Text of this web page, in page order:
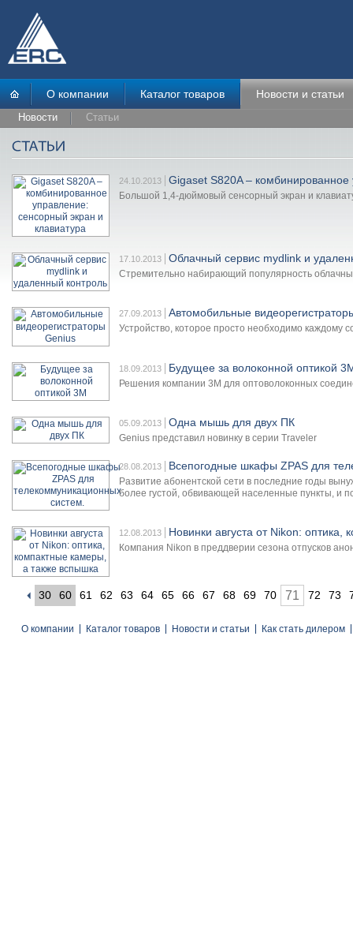
О компании Каталог товаров Новости и статьи
Новости Статьи
24.10.2013 Gigaset S820A –
Большой 1,4-дюймовый сенсорный экран и
17.10.2013 Облачный сервис mydlink и
Стремительно набирающий популярность
27.09.2013 Автомобильные
Устройство, которое просто необходимо каждому
18.09.2013 Будущее за волоконной оптикой
Решения компании 3М для оптоволоконных
05.09.2013 Одна мышь для двух ПК
Genius представил новинку в серии Traveler
28.08.2013 Всепогодные шкафы ZPAS для
Развитие абонентской сети в последние годы
более густой, обвивающей населенные пункты, и
12.08.2013 Новинки августа от Nikon:
Компания Nikon в преддверии сезона отпусков
30 60 61 62 63 64 65 66 67 68 69 70 71 72 73
О компании Каталог товаров Новости и статьи Как стать дилером